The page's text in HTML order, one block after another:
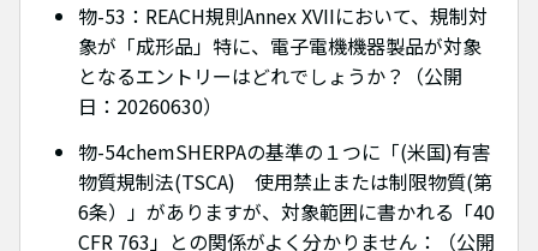
物-53：REACH規則Annex XVIIにおいて、規制対
象が「成形品」特に、電子電機機器製品が対象
となるエントリーはどれでしょうか？（公開
日：20260630）
物-54chemSHERPAの基準の１つに「(米国)有害
物質規制法(TSCA) 使用禁止または制限物質(第
6条）」がありますが、対象範囲に書かれる「40
CFR 763」との関係がよく分かりません：（公開